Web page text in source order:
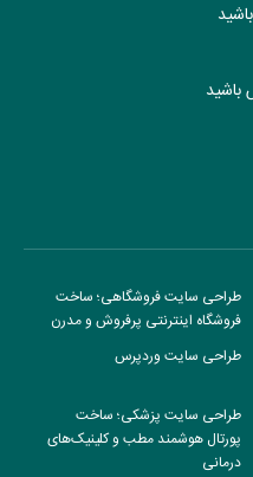
باشید
طراحی سایت فروشگاهی؛ ساخت
فروشگاه اینترنتی پرفروش و مدرن
طراحی سایت وردپرس
طراحی سایت پزشکی؛ ساخت
پورتال هوشمند مطب و کلینیک‌های
درمانی